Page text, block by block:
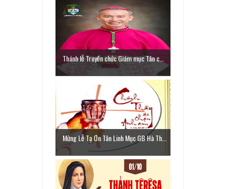
Thánh lễ Truyền chức Giám mục Tân c...
Mừng Lễ Tạ Ơn Tân Linh Mục GB Hà Th...